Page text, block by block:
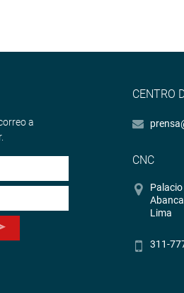
a
CENTRO
CNC
Lima
311-